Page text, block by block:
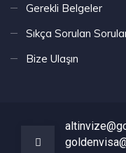
Gerekli Belgeler
Sıkça Sorulan
Bize Ulaşın